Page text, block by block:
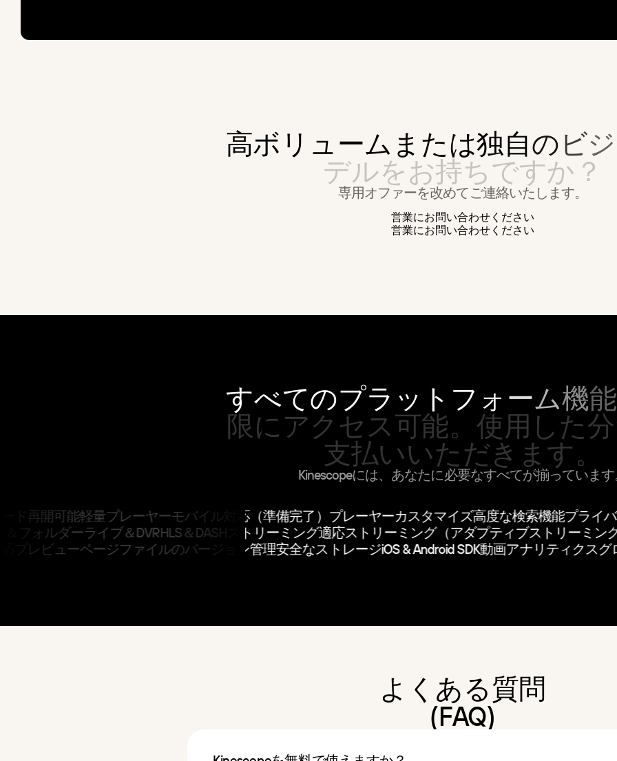
高ボ リ ューム ま たは独自のビジ
デルをお持ちですか ？
専用オファーを改めてご連絡いたします。
営
営
業
業
に
に
お
お
問
問
い
い
合
合
わ
わ
せ
せ
く
く
だ
だ
さ
さ
い
い
すべてのプラ ッ ト フ ォ ーム機能
限にアク セ ス可能。 使用 し た分
支払いいただき ま す。
Kinescopeには、あなたに必要なすべてが揃っています
再開可能軽量プレーヤーモバイル対応（準備完了）プレーヤーカスタマイズ高度な検索機能プライバ
＆フォルダーライブ＆DVRHLS＆DASHストリーミング適応ストリーミング（アダプティブストリーミ
プレビューページファイルのバージョン管理安全なストレージiOS & Android SDK動画アナリティクスグロ
よくある質問
(FAQ)